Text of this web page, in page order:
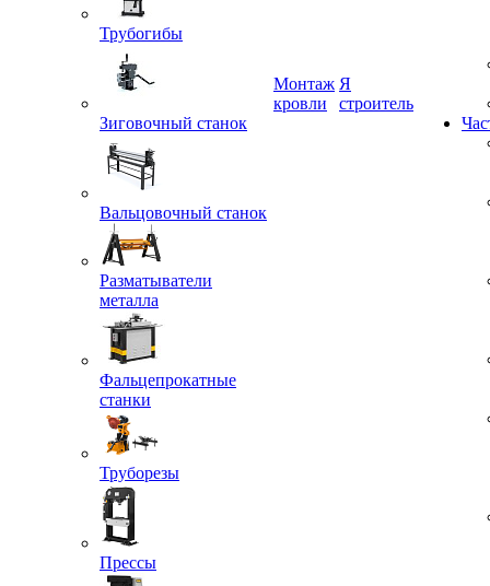
Трубогибы
Зиговочный станок
Вальцовочный станок
Разматыватели
металла
Фальцепрокатные
станки
Труборезы
Прессы
Монтаж
Я